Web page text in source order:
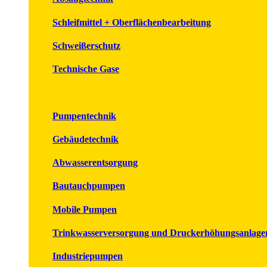
Schleifmittel + Oberflächenbearbeitung
Schweißerschutz
Technische Gase
Pumpentechnik
Gebäudetechnik
Abwasserentsorgung
Bautauchpumpen
Mobile Pumpen
Trinkwasserversorgung und
Industriepumpen